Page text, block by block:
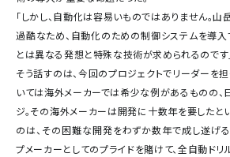
「しかし、自動化は容易いものではありません。
過酷なため、自動化のための制御システムを導入
とは異なる発想と特殊な技術が求められるのです
そう話すのは、今回のプロジェクトでリーダーを
いては海外メーカーでは希少な例があるものの、
ジ。その海外メーカーは開発に十数年を要したと
のは、その困難な開発をわずか数年で成し遂げる
プメーカーとしてのプライドを賭けて、全自動ド